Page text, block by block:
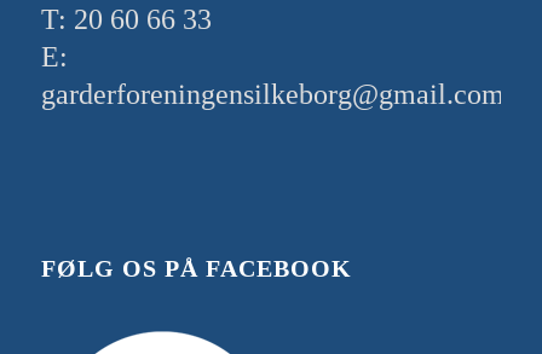
T: 20 60 66 33
E:
garderforeningensilkeborg@gmail.com
FØLG OS PÅ FACEBOOK